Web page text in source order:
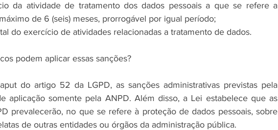
da atividade de tratamento dos dados pessoais a que se refere a
de 6 (seis) meses, prorrogável por igual período;
do exercício de atividades relacionadas a tratamento de dados.
podem aplicar essas sanções?
do artigo 52 da LGPD, as sanções administrativas previstas pela
aplicação somente pela ANPD. Além disso, a Lei estabelece que as
prevalecerão, no que se refere à proteção de dados pessoais, sobre
de outras entidades ou órgãos da administração pública.